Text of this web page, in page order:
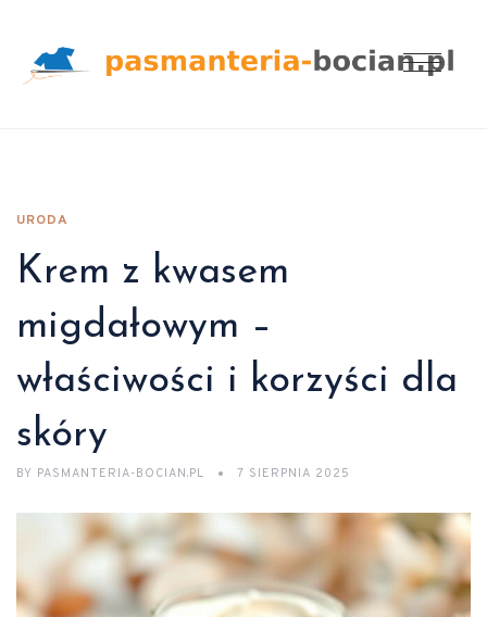
URODA
Krem z kwasem
migdałowym –
właściwości i korzyści dla
skóry
BY PASMANTERIA-BOCIAN.PL 7 SIERPNIA 2025